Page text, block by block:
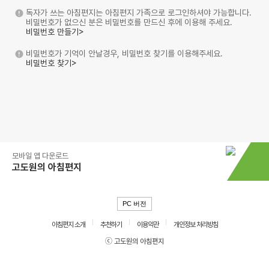
독자가 쓰는 아침편지는 아침편지 가족으로 로그인하셔야 가능합니다.
비밀번호가 없으신 분은 비밀번호를 만드신 후에 이용해 주세요.
비밀번호 만들기>
비밀번호가 기억이 안날경우, 비밀번호 찾기를 이용해주세요.
비밀번호 찾기>
모바일 앱 다운로드
고도원의 아침편지
PC 버전
아침편지 소개 추천하기 이용약관
개인정보 처리방침
ⓒ 고도원의 아침편지